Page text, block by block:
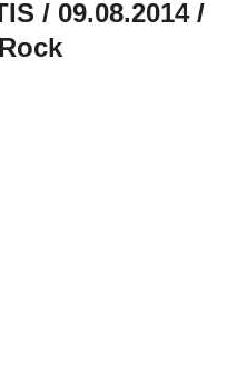
/ 09.08.2014 /